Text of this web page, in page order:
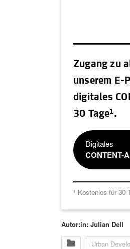
Zugang zu
unserem E-
digitales
30 Tage1 .
Digitales
CONTENT-
1 Kostenlos für 30
Autor:in: Julian Dell
Urban